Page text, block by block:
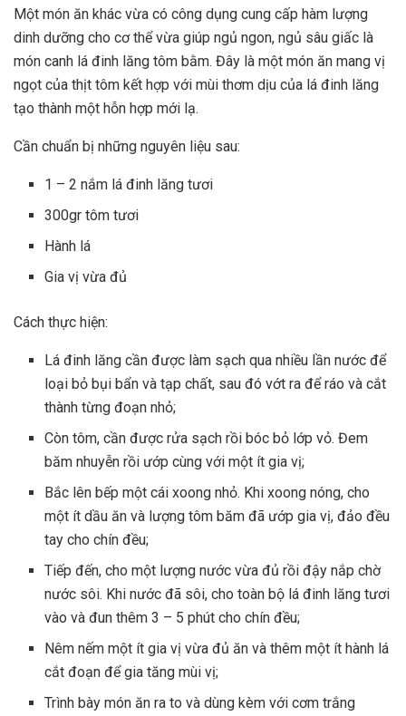
Một món ăn khác vừa có công dụng cung cấp hàm lượng
dinh dưỡng cho cơ thể vừa giúp ngủ ngon, ngủ sâu giấc là
món canh lá đinh lăng tôm bằm. Đây là một món ăn mang vị
ngọt của thịt tôm kết hợp với mùi thơm dịu của lá đinh lăng
tạo thành một hỗn hợp mới lạ.
Cần chuẩn bị những nguyên liệu sau:
1 – 2 nắm lá đinh lăng tươi
300gr tôm tươi
Hành lá
Gia vị vừa đủ
Cách thực hiện:
Lá đinh lăng cần được làm sạch qua nhiều lần nước để
loại bỏ bụi bẩn và tạp chất, sau đó vớt ra để ráo và cắt
thành từng đoạn nhỏ;
Còn tôm, cần được rửa sạch rồi bóc bỏ lớp vỏ. Đem
băm nhuyễn rồi ướp cùng với một ít gia vị;
Bắc lên bếp một cái xoong nhỏ. Khi xoong nóng, cho
một ít dầu ăn và lượng tôm băm đã ướp gia vị, đảo đều
tay cho chín đều;
Tiếp đến, cho một lượng nước vừa đủ rồi đậy nắp chờ
nước sôi. Khi nước đã sôi, cho toàn bộ lá đinh lăng tươi
vào và đun thêm 3 – 5 phút cho chín đều;
Nêm nếm một ít gia vị vừa đủ ăn và thêm một ít hành lá
cắt đoạn để gia tăng mùi vị;
Trình bày món ăn ra to và dùng kèm với cơm trắng